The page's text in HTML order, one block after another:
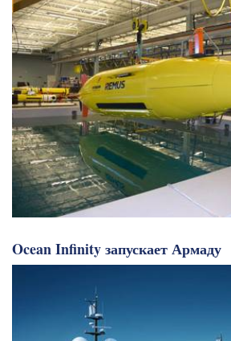
Ocean Infinity запускает Армаду